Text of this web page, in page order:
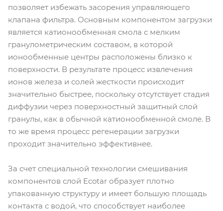
позволяет избежать засорения управляющего
клапана фильтра. Основным компонентом загрузки
является катионообменная смола с мелким
гранулометрическим составом, в которой
ионообменные центры расположены близко к
поверхности. В результате процесс извлечения
ионов железа и солей жесткости происходит
значительно быстрее, поскольку отсутствует стадия
диффузии через поверхностный защитный слой
гранулы, как в обычной катионообменной смоле. В
то же время процесс регенерации загрузки
проходит значительно эффективнее.
За счет специальной технологии смешивания
компонентов слой Ecotar образует плотно
упакованную структуру и имеет большую площадь
контакта с водой, что способствует наиболее